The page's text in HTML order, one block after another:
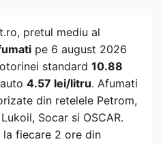
pretul mediu al
pe 6 august 2026
standard 10.88
4.57 lei/litru. Afumati
din retelele Petrom,
Socar si OSCAR.
fiecare 2 ore din